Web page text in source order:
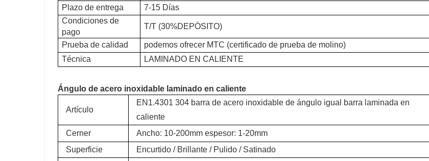
Plazo de entrega
7-15 Días
Condiciones de
pago
T/T (30%DEPÓSITO)
Prueba de calidad
podemos ofrecer MTC (certificado de prueba de molino)
Técnica
LAMINADO EN CALIENTE
Ángulo de acero inoxidable laminado en caliente
Artículo
EN1.4301 304 barra de acero inoxidable de ángulo igual barra laminada en
caliente
Cerner
Ancho: 10-200mm espesor: 1-20mm
Superficie
Encurtido / Brillante / Pulido / Satinado